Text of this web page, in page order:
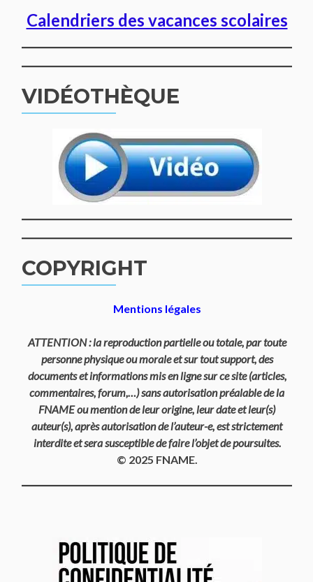
Calendriers des vacances scolaires
VIDÉOTHÈQUE
COPYRIGHT
Mentions légales
ATTENTION : la reproduction partielle ou totale, par toute
personne physique ou morale et sur tout support, des
documents et informations mis en ligne sur ce site (articles,
commentaires, forum,…) sans autorisation préalable de la
FNAME ou mention de leur origine, leur date et leur(s)
auteur(s), après autorisation de l’auteur-e, est strictement
interdite et sera susceptible de faire l’objet de poursuites.
© 2025 FNAME.